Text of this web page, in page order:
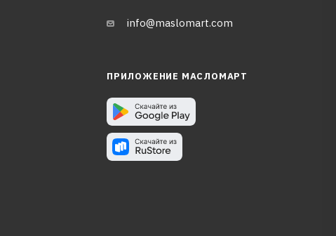
info@maslomart.com
ПРИЛОЖЕНИЕ МАСЛОМАРТ